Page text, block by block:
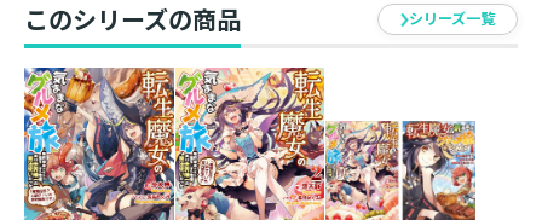
がりしてしまい……。
一方その頃、マリィを追放した王国では、モンスター対
策のバリアを貼る妹グリージョが限界を迎えてい
て……。
甘さマシマシ！？ 美味しすぎていとおかし！
可憐で無邪気な魔女様の自由気ままな勘違いグルメアド
ベンチャー第２弾！
このシリーズの商品 シリーズ一覧